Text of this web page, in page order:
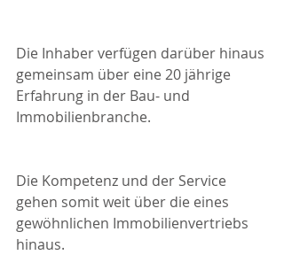
Die Inhaber verfügen darüber hinaus
gemeinsam über eine 20 jährige
Erfahrung in der Bau- und
Immobilienbranche.
Die Kompetenz und der Service
gehen somit weit über die eines
gewöhnlichen Immobilienvertriebs
hinaus.